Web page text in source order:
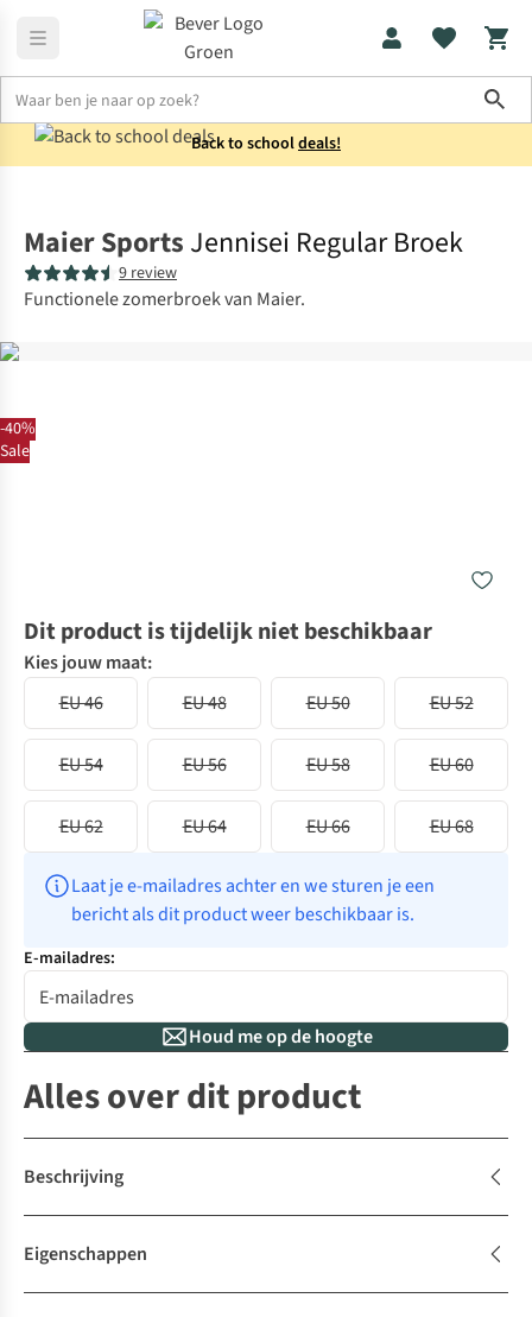
Back to schooldeals!
-40%
Sale
Maier Sports Jennisei Regular Broek
9 review
Functionele zomerbroek van Maier.
Dit product is tijdelijk niet beschikbaar
Kies jouw maat:
EU 46
EU 48 EU 50 EU 52
EU 54 EU 56 EU 58 EU 60
EU 62 EU 64 EU 66 EU 68
Laat je e-mailadres achter en we sturen je een
bericht als dit product weer beschikbaar is.
E-mailadres:
Houd me op de hoogte
Alles over dit product
Beschrijving
Eigenschappen